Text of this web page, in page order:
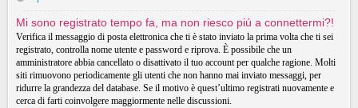
Mi sono registrato tempo fa, ma non riesco piú a connettermi?!
Verifica il messaggio di posta elettronica che ti è stato inviato la prima volta che ti sei
registrato, controlla nome utente e password e riprova. È possibile che un
amministratore abbia cancellato o disattivato il tuo account per qualche ragione. Molti
siti rimuovono periodicamente gli utenti che non hanno mai inviato messaggi, per
ridurre la grandezza del database. Se il motivo è quest’ultimo registrati nuovamente e
cerca di farti coinvolgere maggiormente nelle discussioni.